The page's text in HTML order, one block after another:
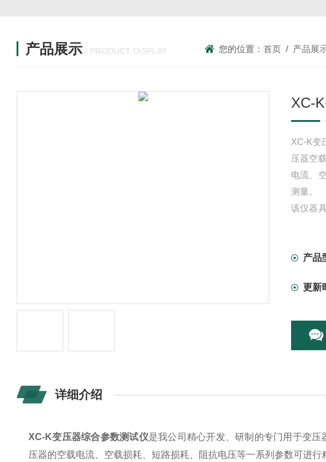
产品展示 / PRODUCT DISPLAY 您的位置：首页 / 产品展
XC-
XC-K变
压器空
电流、
测量。
该仪器
形式液
产品
更新
详细介绍
XC-K变压器综合参数测试仪是我公司精心开发、研制的专门用于变
压器的空载电流、空载损耗、短路损耗、阻抗电压等一系列参数可进行